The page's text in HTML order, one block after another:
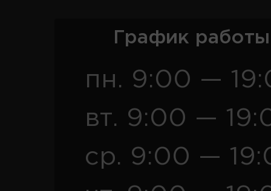
График
пн. 9:00 —
вт. 9:00 —
ср. 9:00 —